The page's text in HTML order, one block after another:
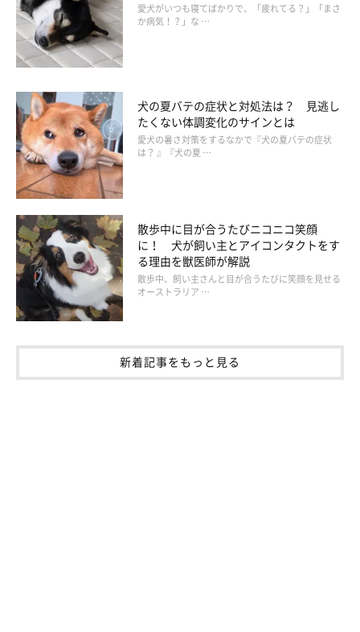
いぬのきもち投稿写真ギャラリー
ーー犬が飼い主の肩に乗ってきたときはどのような対応をすれば
よいですか？
岡本先生：
「愛犬の落下やケガの危険がなく、飼い主さんが許容できる状況
愛犬がいつも寝てばかりで、「疲れてる？」「まさ
か病気！？」な …
犬の夏バテの症状と対処法は？ 見逃し
たくない体調変化のサインとは
愛犬の暑さ対策をするなかで『犬の夏バテの症状
は？ 』『犬の夏 …
散歩中に目が合うたびニコニコ笑顔
に！ 犬が飼い主とアイコンタクトをす
る理由を獣医師が解説
散歩中、飼い主さんと目が合うたびに笑顔を見せる
オーストラリア …
新着記事をもっと見る